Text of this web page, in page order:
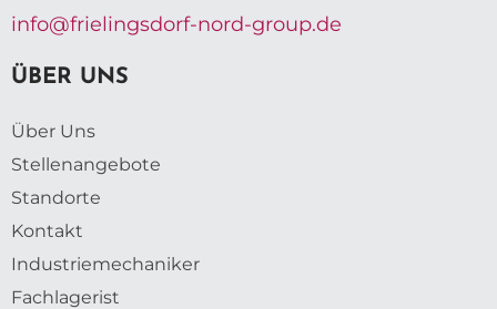
info@frielingsdorf-nord-group.de
ÜBER UNS
Über Uns
Stellenangebote
Standorte
Kontakt
Industriemechaniker
Fachlagerist